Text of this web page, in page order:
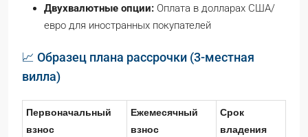
Двухвалютные опции: Оплата в долларах США/
евро для иностранных покупателей
📈 Образец плана рассрочки (3-местная
вилла)
Первоначальный
взнос
Ежемесячный
взнос
Срок
владения